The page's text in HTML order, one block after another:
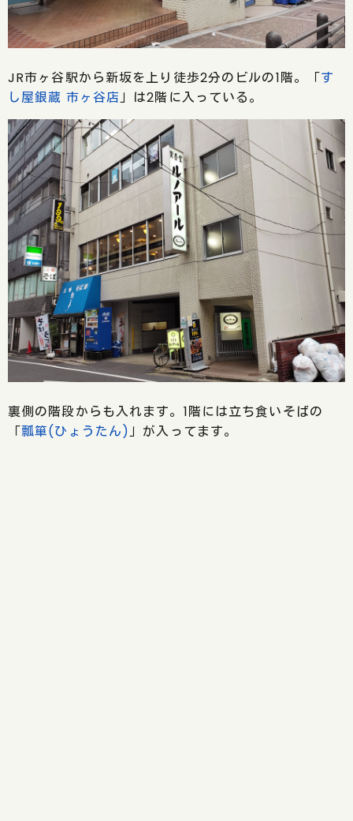
JR市ヶ谷駅から新坂を上り徒歩2分のビルの1階。「す
し屋銀蔵 市ヶ谷店」は2階に入っている。
裏側の階段からも入れます。1階には立ち食いそばの
「瓢箪(ひょうたん)」が入ってます。